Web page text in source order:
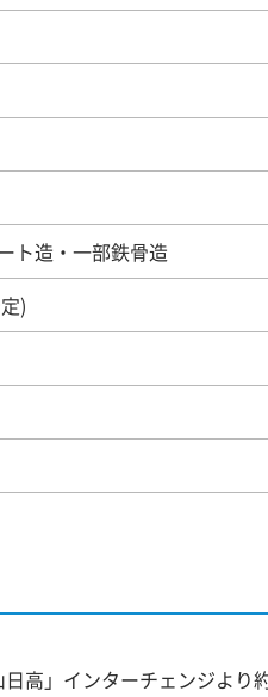
ト造・一部鉄骨造
)
高」インターチェンジよ